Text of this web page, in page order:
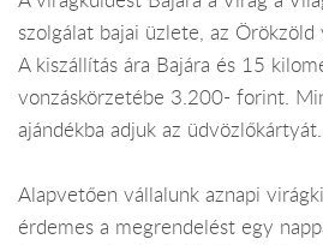
szolgálat bajai üzlete, az
A kiszállítás ára Bajára és 15
vonzáskörzetébe 3.200- forint.
ajándékba adjuk az üdvözlőkártyát.
Alapvetően vállalunk aznapi
érdemes a megrendelést egy